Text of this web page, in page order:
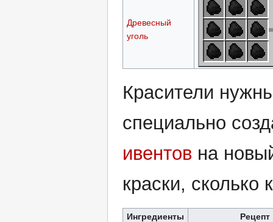
Древесный
уголь
Красители
специально
ивентов на
краски,
Ингредиенты Рецепт